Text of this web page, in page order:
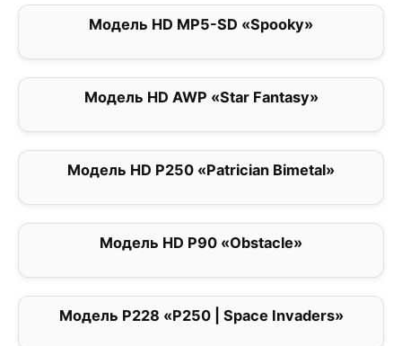
Модель HD MP5-SD «Spooky»
Модель HD AWP «Star Fantasy»
Модель HD P250 «Patrician Bimetal»
Модель HD P90 «Obstacle»
Модель P228 «P250 | Space Invaders»